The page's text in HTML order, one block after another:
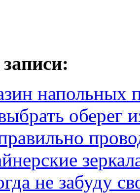
напольных
оберег
не забуду